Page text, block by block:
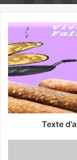
SMS
Tact et
Répondre
Texte